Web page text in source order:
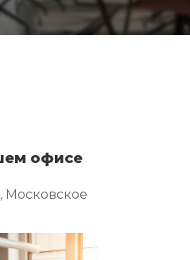
офисе
Московское